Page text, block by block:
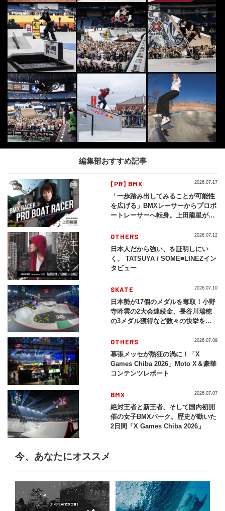
編集部おすすめ記事
[PR] BMX
「一歩踏み出してみることが可能性
を広げる」BMXレーサーからプロボ
ートレーサーへ転身。上田龍星が体
2026.07.17
OTHERS
日本人だから強い、を証明しにい
く。 TATSUYA / SOME≡LINEZイン
タビュー
2026.07.12
SKATE
日本勢が17個のメダルを奪取！小野
寺吟雲の2大会連続金、長谷川瑞穂
の3メダル獲得など数々の快挙をプ
2026」
2026.07.10
OTHERS
幕張メッセが熱狂の渦に！「X
Games Chiba 2026」Moto X＆豪華
コンテンツレポート
2026.07.09
BMX
絶対王者と新王者、そして国内初開
催の女子BMXパーク。歴史が動いた
2日間「X Games Chiba 2026」
2026.07.07
今、あなたにオススメ